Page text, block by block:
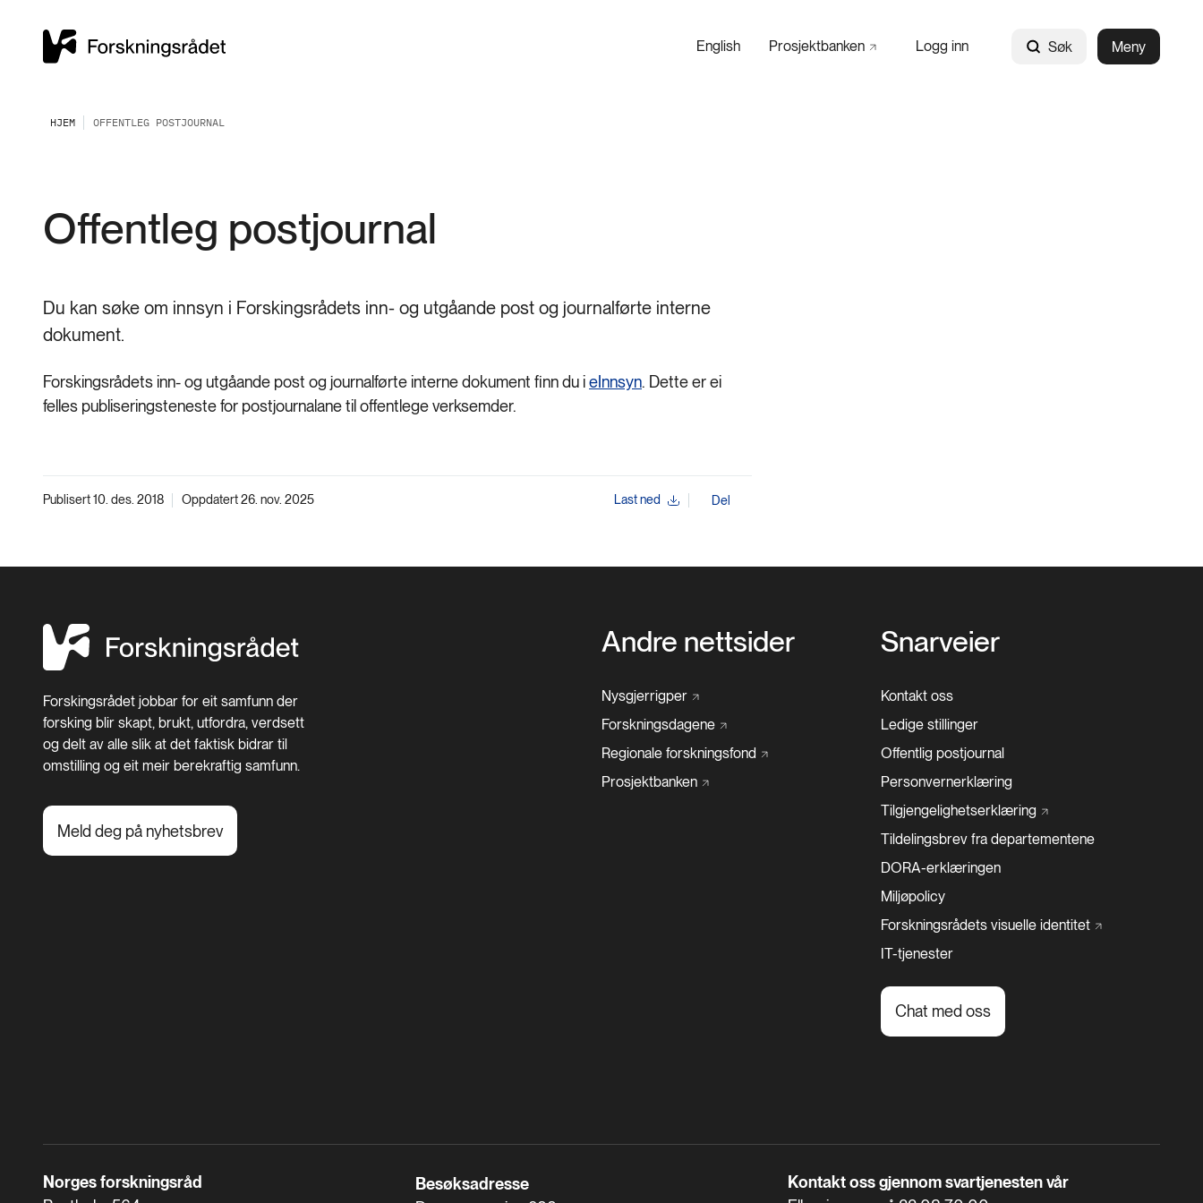
English Prosjektbanken Logg inn Søk Meny
HJEM OFFENTLEG POSTJOURNAL
Offentleg postjournal
Du kan søke om innsyn i Forskingsrådets inn- og utgåande post og journalførte interne
dokument.
Forskingsrådets inn- og utgåande post og journalførte interne dokument finn du ieInnsyn. Dette er ei
felles publiseringsteneste for postjournalane til offentlege verksemder.
Publisert 10. des. 2018 Oppdatert 26. nov. 2025 Last ned Del
Forskingsrådet jobbar for eit samfunn der
forsking blir skapt, brukt, utfordra, verdsett
og delt av alle slik at det faktisk bidrar til
omstilling og eit meir berekraftig samfunn.
Meld deg på nyhetsbrev
Andre nettsider
Nysgjerrigper
Forskningsdagene
Regionale forskningsfond
Prosjektbanken
Snarveier
Kontakt oss
Ledige stillinger
Offentlig postjournal
Personvernerklæring
Tilgjengelighetserklæring
Tildelingsbrev fra departementene
DORA-erklæringen
Miljøpolicy
Forskningsrådets visuelle identitet
IT-tjenester
Chat med oss
Norges forskningsråd
Besøksadresse
Kontakt oss gjennom svartjenesten vår